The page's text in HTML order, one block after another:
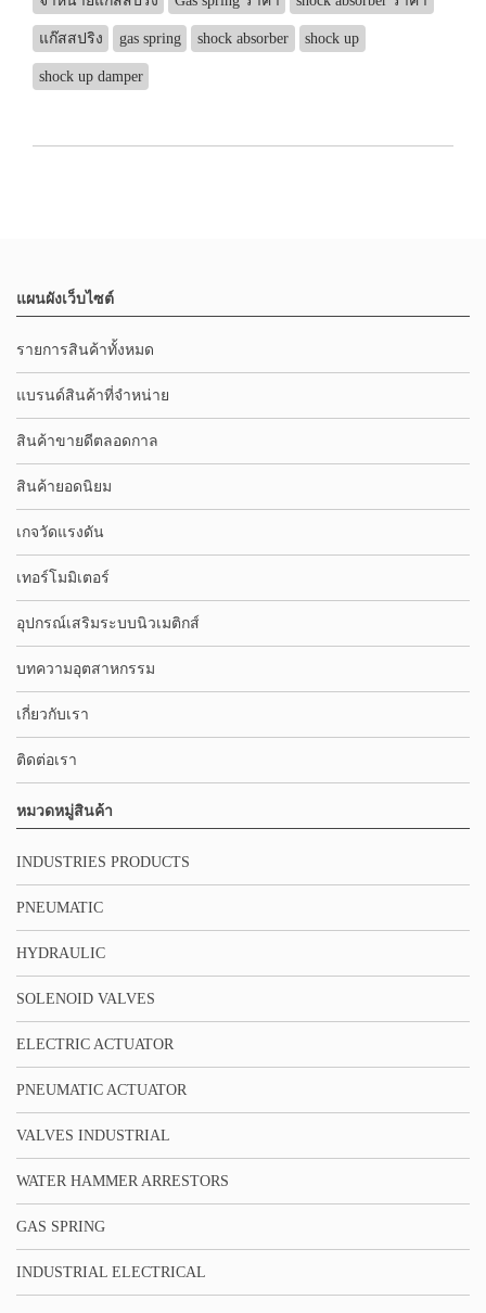
แก๊สสปริง gas spring shock absorber shock up
shock up damper
แผนผังเว็บไซต์
รายการสินค้าทั้งหมด
แบรนด์สินค้าที่จำหน่าย
สินค้าขายดีตลอดกาล
สินค้ายอดนิยม
เกจวัดแรงดัน
เทอร์โมมิเตอร์
อุปกรณ์เสริมระบบนิวเมติกส์
บทความอุตสาหกรรม
เกี่ยวกับเรา
ติดต่อเรา
หมวดหมู่สินค้า
INDUSTRIES PRODUCTS
PNEUMATIC
HYDRAULIC
SOLENOID VALVES
ELECTRIC ACTUATOR
PNEUMATIC ACTUATOR
VALVES INDUSTRIAL
WATER HAMMER ARRESTORS
GAS SPRING
INDUSTRIAL ELECTRICAL